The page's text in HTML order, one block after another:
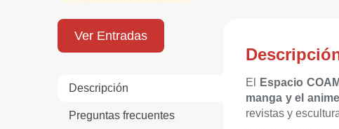
Ver Entradas
Descripción
Preguntas frecuentes
El Espacio COAM
manga y el anime
revistas y